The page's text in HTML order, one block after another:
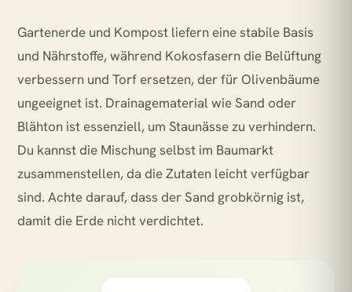
Gartenerde und Kompost liefern eine stabile Basis
und Nährstoffe, während Kokosfasern die Belüftung
verbessern und Torf ersetzen, der für Olivenbäume
ungeeignet ist. Drainagematerial wie Sand oder
Blähton ist essenziell, um Staunässe zu verhindern.
Du kannst die Mischung selbst im Baumarkt
zusammenstellen, da die Zutaten leicht verfügbar
sind. Achte darauf, dass der Sand grobkörnig ist,
damit die Erde nicht verdichtet.